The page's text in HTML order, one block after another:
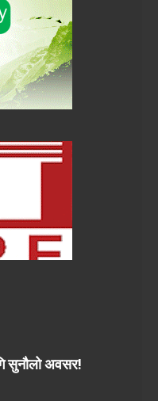
सुनौलो अवसर!